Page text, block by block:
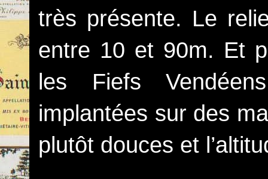
très présente. Le
entre 10 et 90m. Et
les Fiefs
implantées sur des
plutôt douces et